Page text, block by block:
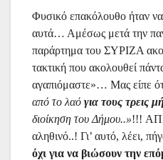
Φυσικό επακόλουθο ήταν
αυτά… Αμέσως μετά την
παράρτημα του ΣΥΡΙΖΑ
τακτική που ακολουθεί
αγαπιόμαστε»… Μας είπε
από το λαό για τους τρεις
διοίκηση του Δήμου..»!!!
αληθινό..! Γι’ αυτό, λέει,
όχι για να βιώσουν την